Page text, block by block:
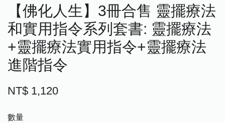
【佛化人生】3冊合售 靈擺療法
和實用指令系列套書: 靈擺療法
+靈擺療法實用指令+靈擺療法
進階指令
NT$ 1,120
數量